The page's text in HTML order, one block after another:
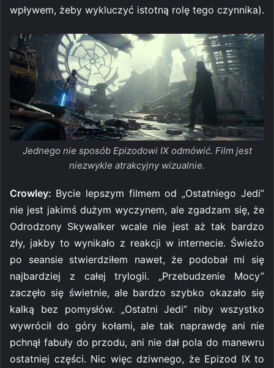
wpływem, żeby wykluczyć istotną rolę tego czynnika).
Jednego nie sposób Epizodowi IX odmówić. Film jest
niezwykle atrakcyjny wizualnie.
Crowley: Bycie lepszym filmem od „Ostatniego Jedi”
nie jest jakimś dużym wyczynem, ale zgadzam się, że
Odrodzony Skywalker wcale nie jest aż tak bardzo
zły, jakby to wynikało z reakcji w internecie. Świeżo
po seansie stwierdziłem nawet, że podobał mi się
najbardziej z całej trylogii. „Przebudzenie Mocy”
zaczęło się świetnie, ale bardzo szybko okazało się
kalką bez pomysłów. „Ostatni Jedi” niby wszystko
wywrócił do góry kołami, ale tak naprawdę ani nie
pchnął fabuły do przodu, ani nie dał pola do manewru
ostatniej części. Nic więc dziwnego, że Epizod IX to